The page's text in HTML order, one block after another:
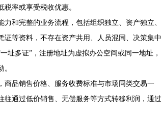
率或享受税收优惠。
和完整的业务流程，包括组织独立、资产独立、
等资料，不存在资产共用、人员混同、决策集中
址多证”，注册地址为虚拟办公空间或同一地址，
品销售价格、服务收费标准与市场同类交易一
通过低价销售、无偿服务等方式转移利润，通过